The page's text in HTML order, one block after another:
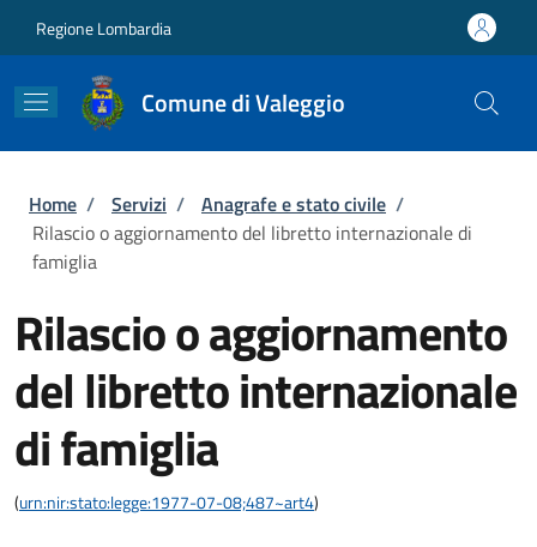
Regione Lombardia
Comune di Valeggio
Briciole di pane
Home / Servizi / Anagrafe e stato civile /
Rilascio o aggiornamento del libretto internazionale di
famiglia
Rilascio o aggiornamento
del libretto internazionale
di famiglia
(urn:nir:stato:legge:1977-07-08;487~art4)